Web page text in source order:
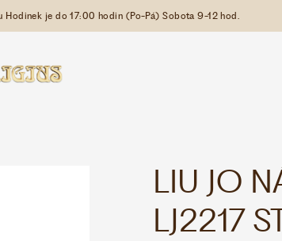
je do 17:00 hodin (Po-Pá) Sobota 9-12 hod.
LIU JO
LJ2217